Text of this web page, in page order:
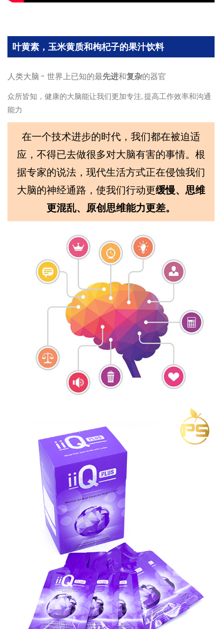
叶黄素，玉米黄质和枸杞子的果汁饮料
人类大脑 - 世界上已知的最先进和复杂的器官
众所皆知，健康的大脑能让我们更加专注, 提高工作效率和沟通
能力
在一个技术进步的时代，我们都在被迫适
应，不得已去做很多对大脑有害的事情。根
据专家的说法，现代生活方式正在侵蚀我们
大脑的神经通路，使我们行动更缓慢、思维
更混乱、原创思维能力更差。